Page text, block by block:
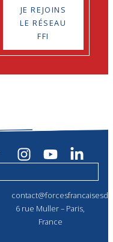
JE REJOINS
LE RÉSEAU
FFI
6 rue Muller – Paris,
France